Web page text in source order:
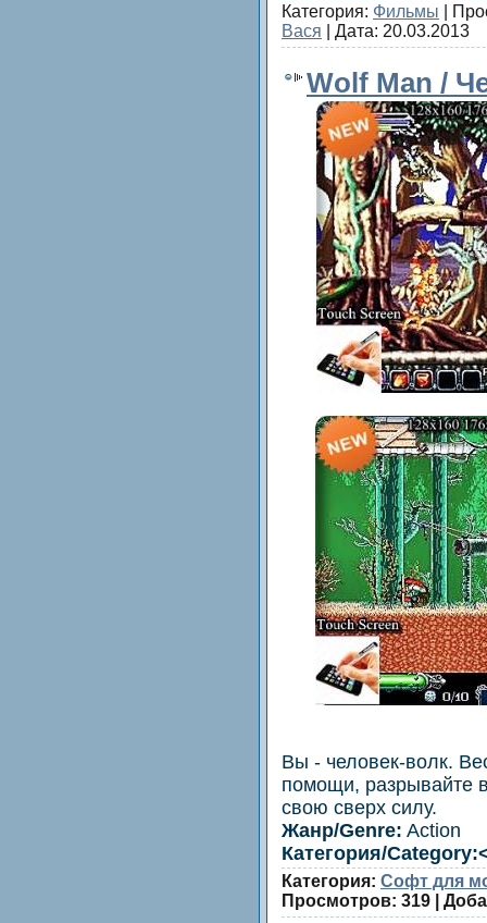
Категория: Фильмы |
Вася | Дата: 20.03.2013
Wolf Man /
Вы - человек-волк.
помощи, разрывайте
свою сверх силу.
Жанр/Genre: Action
Категория/
Категория: Софт для
Просмотров: 319 |